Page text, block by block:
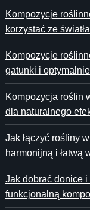
Kompozycje
korzystać ze
Kompozycje
gatunki i
Kompozycja roślin
dla naturalnego
Jak łączyć rośliny
harmonijną i łatwą
Jak dobrać donice i
funkcjonalną